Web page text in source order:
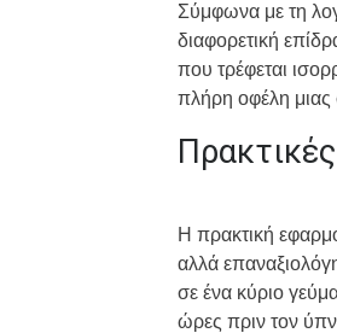
Σύμφωνα με τη
διαφορετική
που τρέφεται
πλήρη οφέλη
Η πρακτική
αλλά
σε ένα κύριο
ώρες πριν τον